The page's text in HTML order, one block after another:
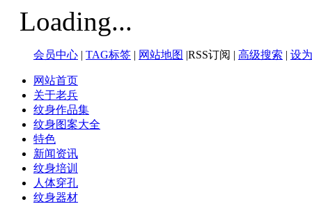
Loading...
会员中心 | TAG标签 | 网站地图 |RSS订阅 | 高级搜索 | 设
网站首页
关于老兵
纹身作品集
纹身图案大全
特色
新闻资讯
纹身培训
人体穿孔
纹身器材